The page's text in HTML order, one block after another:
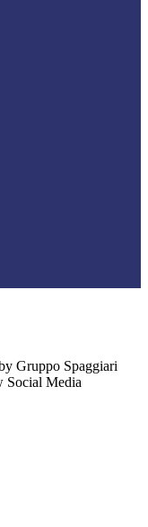
Gruppo Spaggiari
Social Media